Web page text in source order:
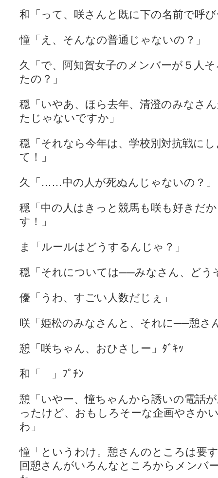
和「って、咲さんと既に下の名前で呼
憧「え、そんなの普通じゃないの？」
久「で、阿知賀女子のメンバーが５人
たの？」
穏「いやあ、ほら去年、清澄のみなさ
たじゃないですか」
穏「それなら今年は、学校別対抗戦に
て！」
久「……中の人が死ぬんじゃないの？」
穏「中の人はきっと競馬も咲も好きだ
す！」
ま「ルールはどうするんじゃ？」
穏「それについては──みなさん、どう
優「うわ、すごい人数だじぇ」
咲「姫松のみなさんと、それに──憩さ
憩「咲ちゃん、おひさしー」ﾀﾞｷｯ
和「 」ﾌﾟﾁﾝ
憩「いやー、憧ちゃんから誘いの電話
ったけど、おもしろそーな企画やさか
わ」
憧「というわけ。憩さんのところは要
回憩さんがいろんなところからメンバ